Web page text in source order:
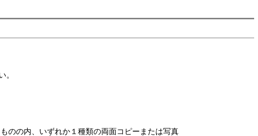
。
のの内、いずれか１種類の両面コピーまたは写真